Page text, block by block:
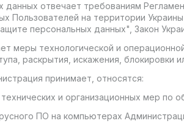
данных отвечает требованиям
Пользователей на территории
персональных данных", Закон
меры технологической и
раскрытия, искажения, блокировки
принимает, относятся:
и организационных мер по
ПО на компьютерах